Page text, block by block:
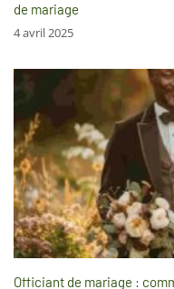
de mariage
4 avril 2025
Officiant de mariage :